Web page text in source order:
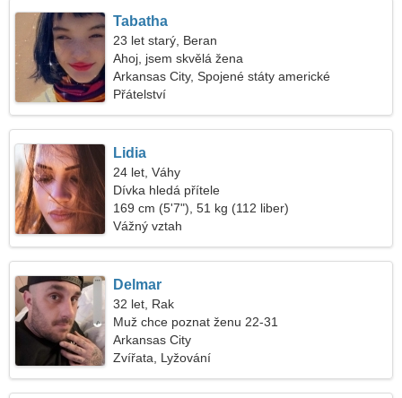
Tabatha
23 let starý, Beran
Ahoj, jsem skvělá žena
Arkansas City, Spojené státy americké
Přátelství
Lidia
24 let, Váhy
Dívka hledá přítele
169 cm (5'7"), 51 kg (112 liber)
Vážný vztah
Delmar
32 let, Rak
Muž chce poznat ženu 22-31
Arkansas City
Zvířata, Lyžování